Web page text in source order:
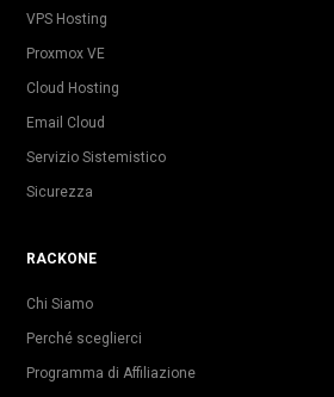
VPS Hosting
Proxmox VE
Cloud Hosting
Email Cloud
Servizio Sistemistico
Sicurezza
RACKONE
Chi Siamo
Perché sceglierci
Programma di Affiliazione